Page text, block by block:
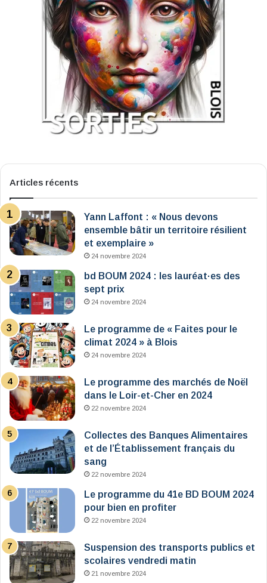
Articles récents
Yann Laffont : « Nous devons
ensemble bâtir un territoire résilient
et exemplaire »
24 novembre 2024
bd BOUM 2024 : les lauréat·es des
sept prix
24 novembre 2024
Le programme de « Faites pour le
climat 2024 » à Blois
24 novembre 2024
Le programme des marchés de Noël
dans le Loir-et-Cher en 2024
22 novembre 2024
Collectes des Banques Alimentaires
et de l’Établissement français du
sang
22 novembre 2024
Le programme du 41e BD BOUM 2024
pour bien en profiter
22 novembre 2024
Suspension des transports publics et
scolaires vendredi matin
21 novembre 2024